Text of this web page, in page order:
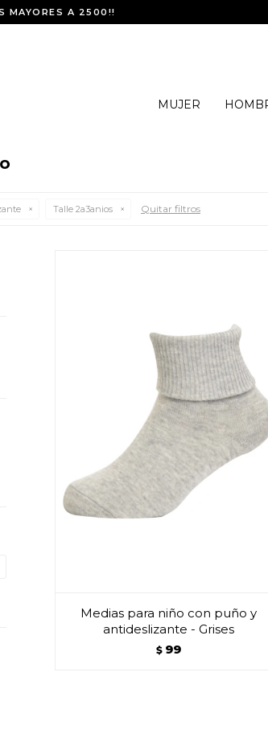
MUJER
MAYORES A 2500!!
Talle 2a3anios Quitar filtros
Medias para niño con puño y
antideslizante - Grises
$ 99